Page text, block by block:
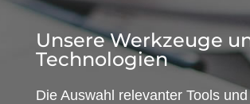
Unsere Werkzeuge
Technologien
Die Auswahl relevanter Tools und